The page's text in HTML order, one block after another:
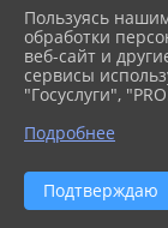
Пользуясь
обработки
веб-сайт и
сервисы
"Госуслуги",
Подробнее
Подтверждаю